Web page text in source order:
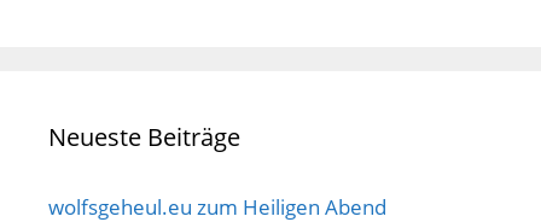
Neueste Beiträge
wolfsgeheul.eu zum Heiligen Abend